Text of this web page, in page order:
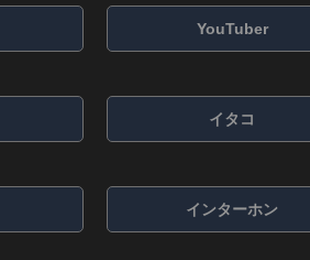
YouTuber
イタコ
インターホン